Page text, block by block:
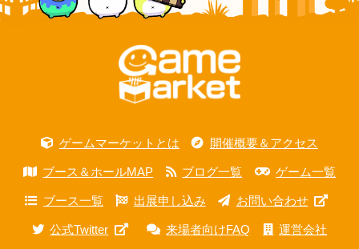
ゲームマーケットとは 開催概要＆アクセス
ブース＆ホールMAP ブログ一覧 ゲーム一覧
ブース一覧 出展申し込み お問い合わせ
公式Twitter 来場者向けFAQ 運営会社